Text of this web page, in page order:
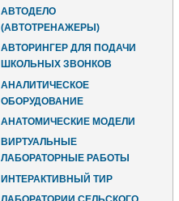
АВТОДЕЛО
(АВТОТРЕНАЖЕРЫ)
АВТОРИНГЕР ДЛЯ ПОДАЧИ
ШКОЛЬНЫХ ЗВОНКОВ
АНАЛИТИЧЕСКОЕ
ОБОРУДОВАНИЕ
АНАТОМИЧЕСКИЕ МОДЕЛИ
ВИРТУАЛЬНЫЕ
ЛАБОРАТОРНЫЕ РАБОТЫ
ИНТЕРАКТИВНЫЙ ТИР